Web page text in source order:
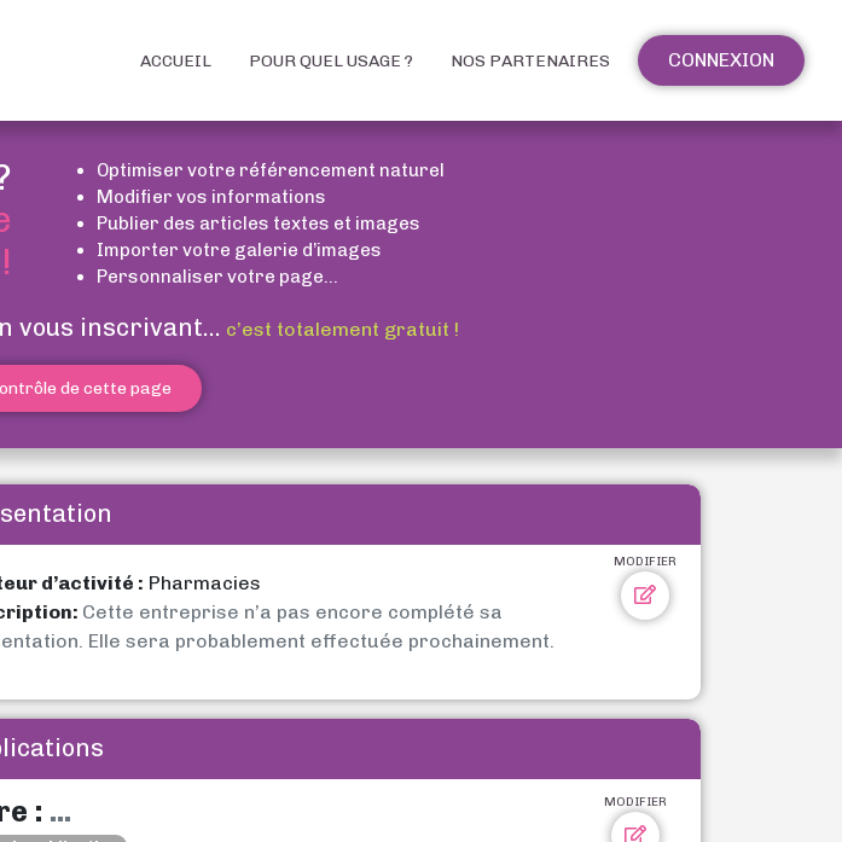
ACCUEIL POUR QUEL USAGE ? NOS PARTENAIRES CONNEXION
Optimiser votre référencement naturel
Modifier vos informations
Publier des articles textes et images
Importer votre galerie d’images
Personnaliser votre page...
vous inscrivant... c’est totalement gratuit !
de cette page
MODIFIER
d’activité : Pharmacies
Cette entreprise n’a pas encore complété sa
Elle sera probablement effectuée prochainement.
MODIFIER
: ...